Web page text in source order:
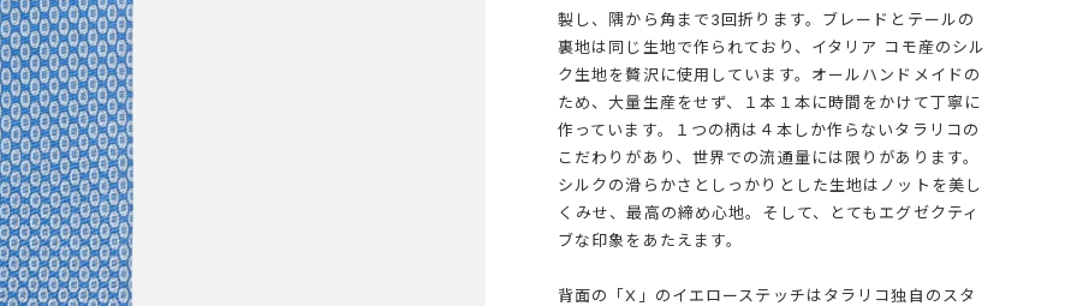
製し、隅から角まで3回折ります。ブレードとテールの
裏地は同じ生地で作られており、イタリア コモ産のシル
ク生地を贅沢に使用しています。オールハンドメイドの
ため、大量生産をせず、１本１本に時間をかけて丁寧に
作っています。１つの柄は４本しか作らないタラリコの
こだわりがあり、世界での流通量には限りがあります。
シルクの滑らかさとしっかりとした生地はノットを美し
くみせ、最高の締め心地。そして、とてもエグゼクティ
ブな印象をあたえます。
背面の「X」のイエローステッチはタラリコ独自のスタ